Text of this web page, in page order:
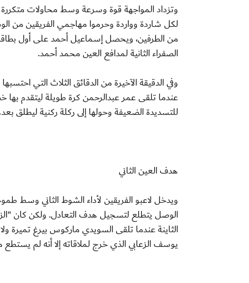
وتزداد المواجهة قوة وسرعة وسط محاولات
لكل شاردة وواردة وحرموا مهاجمي الفريقين من
من الطرفين، ويحصل إسماعيل أحمد على أول
الصفراء الثانية لمدافع العين محمد أحمد.
وفي الدقيقة الآخيرة من الدقائق الثلاث التي
عندما تلقى عمر عبدالرحمن كرة طويلة ليتقدم
للتسديدة الضعيفة وحولها إلى ركلة ركنية ليطلق
هدف العين الثاني
ويدخل لاعبو الفريقين لأداء الشوط الثاني وسط
الوصل يتطلع لتسجيل هدف التعادل. ولكن كان
الثاينة عندما تلقى السويدي ماركوس بيرغ
يوسف الزعابي الذي خرج لملاقاته إلا أنه لم